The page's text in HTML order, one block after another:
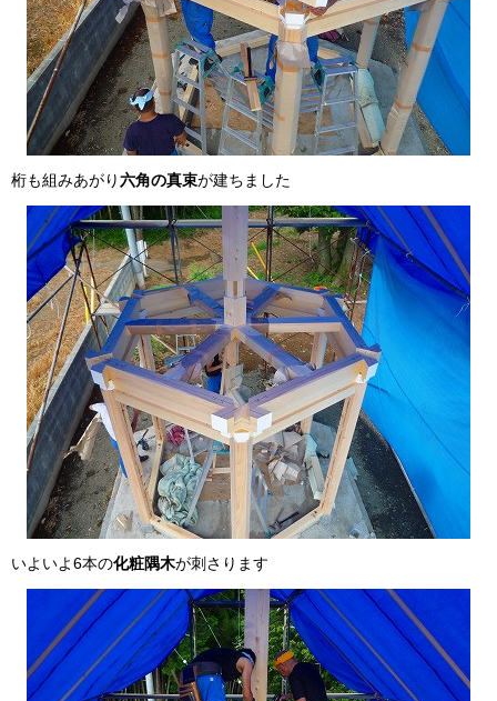
桁も組みあがり六角の真束が建ちました
いよいよ6本の化粧隅木が刺さります